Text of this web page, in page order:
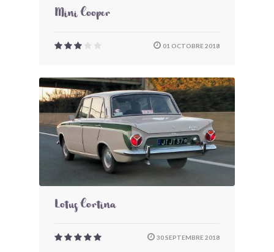
Mini Cooper
01 OCTOBRE 2018
Lotus Cortina
30 SEPTEMBRE 2018